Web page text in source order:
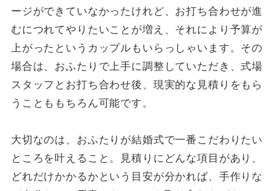
ージができていなかったけれど、お打ち合わせが進
むにつれてやりたいことが増え、それにより予算が
上がったというカップルもいらっしゃいます。その
場合は、おふたりで上手に調整していただき、式場
スタッフとお打ち合わせ後、現実的な見積りをもら
うことももちろん可能です。
大切なのは、おふたりが結婚式で一番こだわりたい
ところを叶えること。見積りにどんな項目があり、
どれだけかかるかという目安が分かれば、手作りな